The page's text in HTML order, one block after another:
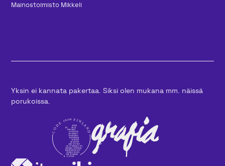
Mainos­toimisto Mikkeli
Yksin ei kannata pakertaa. Siksi olen mukana mm. näissä
porukoissa.